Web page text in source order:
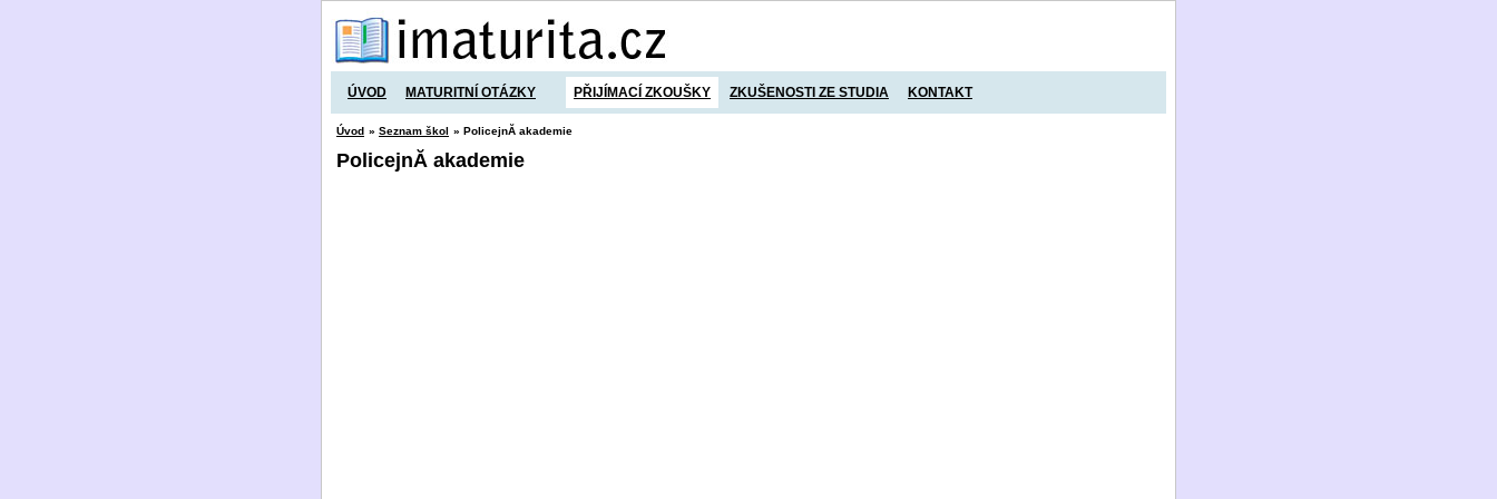
ÚVOD MATURITNÍ OTÁZKY PŘIJÍMACÍ ZKOUŠKY ZKUŠENOSTI ZE STUDIA KONTAKT
Úvod » Seznam škol » PolicejnĂ­ akademie
PolicejnĂ­ akademie